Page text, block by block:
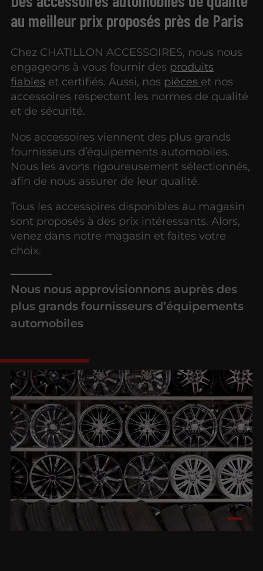
au meilleur prix proposés près de Paris
Chez CHATILLON ACCESSOIRES, nous nous
engageons à vous fournir des produits
fiables et certifiés. Aussi, nos pièces et nos
accessoires respectent les normes de qualité
et de sécurité.
Nos accessoires viennent des plus grands
fournisseurs d’équipements automobiles.
Nous les avons rigoureusement sélectionnés,
afin de nous assurer de leur qualité.
Tous les accessoires disponibles au magasin
sont proposés à des prix intéressants. Alors,
venez dans notre magasin et faites votre
choix.
Nous nous approvisionnons auprès des
plus grands fournisseurs d’équipements
automobiles